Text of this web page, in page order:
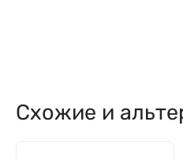
Схожие и